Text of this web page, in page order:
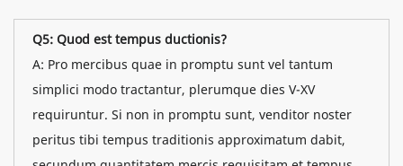
Q5: Quod est tempus ductionis?
A: Pro mercibus quae in promptu sunt vel tantum
simplici modo tractantur, plerumque dies V-XV
requiruntur. Si non in promptu sunt, venditor noster
peritus tibi tempus traditionis approximatum dabit,